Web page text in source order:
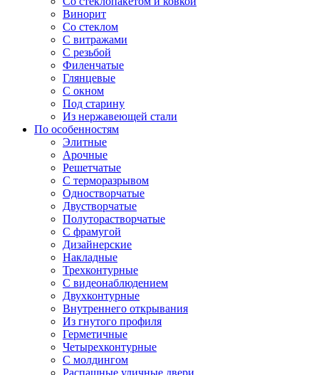
Винорит
Со стеклом
С витражами
С резьбой
Филенчатые
Глянцевые
С окном
Под старину
Из нержавеющей стали
По особенностям
Элитные
Арочные
Решетчатые
С терморазрывом
Одностворчатые
Двустворчатые
Полуторастворчатые
С фрамугой
Дизайнерские
Накладные
Трехконтурные
С видеонаблюдением
Двухконтурные
Внутреннего открывания
Из гнутого профиля
Герметичные
Четырехконтурные
С молдингом
Распашные уличные двери